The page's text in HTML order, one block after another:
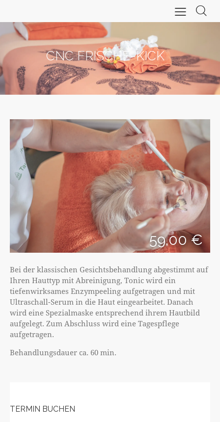
CNC FRISCHE-KICK
59,00 €
Bei der klassischen Gesichtsbehandlung abgestimmt auf
Ihren Hauttyp mit Abreinigung, Tonic wird ein
tiefenwirksames Enzympeeling aufgetragen und mit
Ultraschall-Serum in die Haut eingearbeitet. Danach
wird eine Spezialmaske entsprechend ihrem Hautbild
aufgelegt. Zum Abschluss wird eine Tagespflege
aufgetragen.
Behandlungsdauer ca. 60 min.
TERMIN BUCHEN